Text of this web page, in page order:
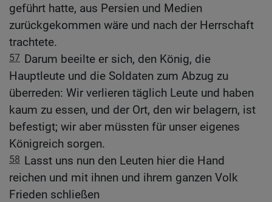
geführt hatte, aus Persien und Medien
zurückgekommen wäre und nach der Herrschaft
trachtete.
57 Darum beeilte er sich, den König, die
Hauptleute und die Soldaten zum Abzug zu
überreden: Wir verlieren täglich Leute und haben
kaum zu essen, und der Ort, den wir belagern, ist
befestigt; wir aber müssten für unser eigenes
Königreich sorgen.
58 Lasst uns nun den Leuten hier die Hand
reichen und mit ihnen und ihrem ganzen Volk
Frieden schließen